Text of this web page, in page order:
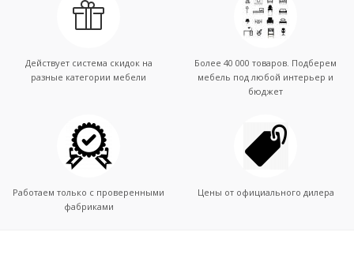
Действует система скидок на
разные категории мебели
Более 40 000 товаров. Подберем
мебель под любой интерьер и
бюджет
Работаем только с проверенными
фабриками
Цены от официального дилера